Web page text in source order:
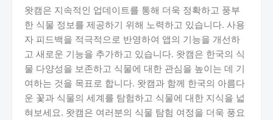
왓캠은 지속적인 업데이트를 통해 더욱 정확하고 풍부
한 식물 정보를 제공하기 위해 노력하고 있습니다. 사용
자 피드백을 적극적으로 반영하여 앱의 기능을 개선하
고 새로운 기능을 추가하고 있습니다. 왓캠은 한국의 식
물 다양성을 보존하고 식물에 대한 관심을 높이는 데 기
여하는 것을 목표로 합니다. 왓캠과 함께 한국의 아름다
운 꽃과 식물의 세계를 탐험하고 식물에 대한 지식을 넓
혀보세요. 왓캠은 여러분의 식물 탐험 여정을 더욱 풍요